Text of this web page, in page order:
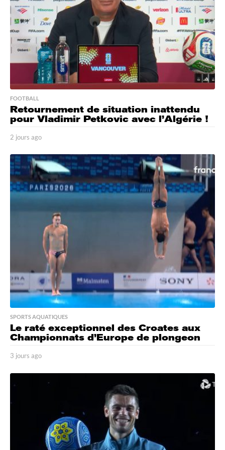
FOOTBALL
Retournement de situation inattendu
pour Vladimir Petkovic avec l’Algérie !
2 jours ago
o
u
r
s
a
SPORTS AQUATIQUES
Le raté exceptionnel des Croates aux
Championnats d’Europe de plongeon
3 jours ago
o